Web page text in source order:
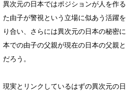
異次元の日本ではポジションが人を作
た由子が警視という立場に似あう活躍
り合い、さらには異次元の日本の秘密
本での由子の父親が現在の日本の父親
だろう。
現実とリンクしているはずの異次元の